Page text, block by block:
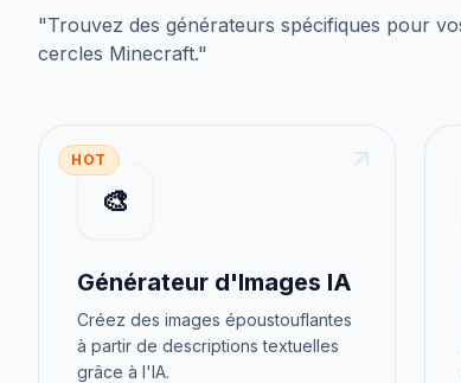
"Trouvez des générateurs spécifiques pour
cercles Minecraft."
HOT
🎨
Générateur d'Images IA
Créez des images époustouflantes
à partir de descriptions textuelles
grâce à l'IA.